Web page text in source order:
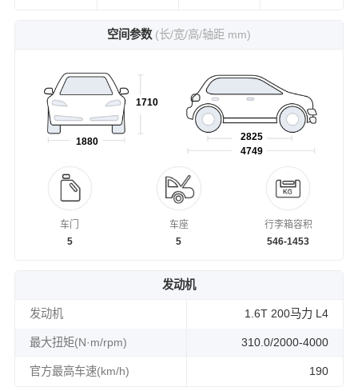
空间参数 (长/宽/高/轴距 mm)
1880
1710
4749
2825
车门
5
车座
5
行李箱容积
546-1453
发动机
发动机 1.6T 200马力 L4
最大扭矩(N·m/rpm) 310.0/2000-4000
官方最高车速(km/h) 190